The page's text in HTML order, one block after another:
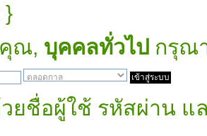
}
ณ, บุคคลทั่วไป กรุณ
ยชื่อผู้ใช้ รหัสผ่าน แ